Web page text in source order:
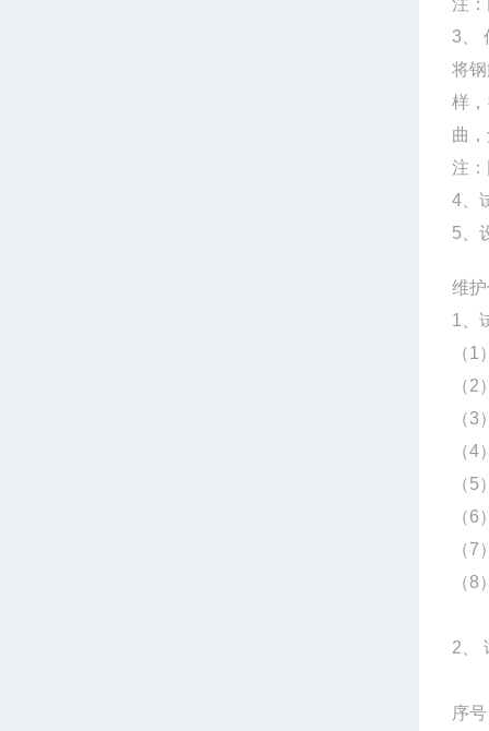
注
3、
将
样
曲
注
4、
5、
维
1、
（
（
（
（
（
（
（
（
2、
序